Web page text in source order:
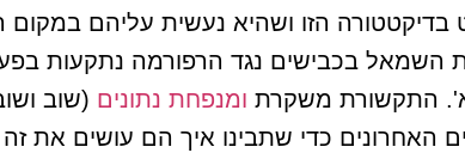
בדיקטטורה הזו ושהיא נעשית עליהם במקום
השמאל בכבישים נגד הרפורמה נתקעות
התקשורת משקרת ומנפחת נתונים (שוב
האחרונים כדי שתבינו איך הם עושים את